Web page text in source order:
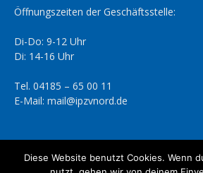
Öffnungszeiten der Geschäftsstelle:
Di-Do: 9-12 Uhr
Di: 14-16 Uhr
Tel. 04185 – 65 00 11
E-Mail: mail@ipzvnord.de
Diese Website benutzt Cookies. Wenn